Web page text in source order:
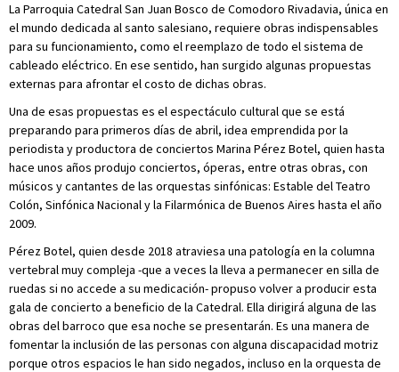
La Parroquia Catedral San Juan Bosco de Comodoro Rivadavia, única en
el mundo dedicada al santo salesiano, requiere obras indispensables
para su funcionamiento, como el reemplazo de todo el sistema de
cableado eléctrico. En ese sentido, han surgido algunas propuestas
externas para afrontar el costo de dichas obras.
Una de esas propuestas es el espectáculo cultural que se está
preparando para primeros días de abril, idea emprendida por la
periodista y productora de conciertos Marina Pérez Botel, quien hasta
hace unos años produjo conciertos, óperas, entre otras obras, con
músicos y cantantes de las orquestas sinfónicas: Estable del Teatro
Colón, Sinfónica Nacional y la Filarmónica de Buenos Aires hasta el año
2009.
Pérez Botel, quien desde 2018 atraviesa una patología en la columna
vertebral muy compleja -que a veces la lleva a permanecer en silla de
ruedas si no accede a su medicación- propuso volver a producir esta
gala de concierto a beneficio de la Catedral. Ella dirigirá alguna de las
obras del barroco que esa noche se presentarán. Es una manera de
fomentar la inclusión de las personas con alguna discapacidad motriz
porque otros espacios le han sido negados, incluso en la orquesta de